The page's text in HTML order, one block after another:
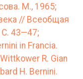
М., 1965;
// Всеобщая
С. 43—47;
in Francia.
R. Gian
H. Bernini.